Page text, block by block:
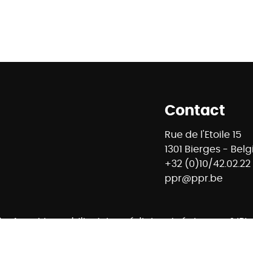
Contact
Rue de l'Etoile 15
1301 Bierges -
+32 (0)10/42.02.22
ppr@ppr.be
- Agent immobilier intermédiaire et régisseur n°